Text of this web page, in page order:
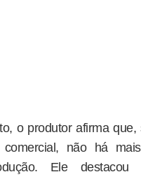
o produtor afirma
comercial, não há
Ele destacou